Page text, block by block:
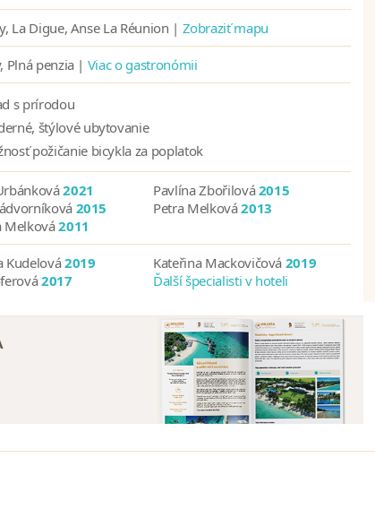
La Digue, Anse La Réunion | Zobraziť mapu
Plná penzia | Viac o gastronómii
s prírodou
štýlové ubytovanie
požičanie bicykla za poplatok
2021 Pavlína Zbořilová2015
2015 Petra Melková2013
Melková2011
Kudelová2019 Kateřina Mackovičová 2019
2017 Ďalší špecialisti v hoteli